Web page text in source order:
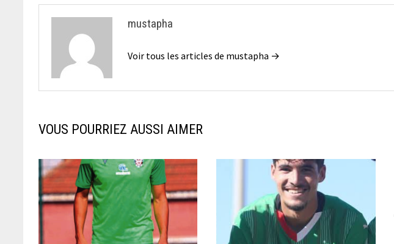
mustapha
Voir tous les articles de mustapha →
VOUS POURRIEZ AUSSI AIMER